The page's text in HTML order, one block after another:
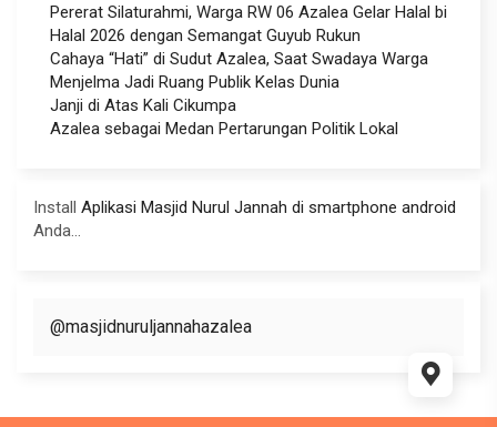
Pererat Silaturahmi, Warga RW 06 Azalea Gelar Halal bi
Halal 2026 dengan Semangat Guyub Rukun
Cahaya “Hati” di Sudut Azalea, Saat Swadaya Warga
Menjelma Jadi Ruang Publik Kelas Dunia
Janji di Atas Kali Cikumpa
Azalea sebagai Medan Pertarungan Politik Lokal
Install Aplikasi Masjid Nurul Jannah di smartphone android
Anda...
@masjidnuruljannahazalea